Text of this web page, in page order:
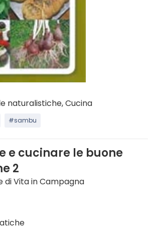
naturalistiche, Cucina
#sambu
e cucinare le buone
2
di Vita in Campagna